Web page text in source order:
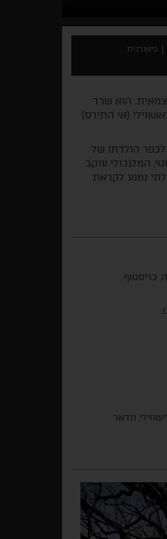
גיאורגית
העצמאית. הוא שרד
(אי התירס)
הולדתו של
המלנכולי עוקב
נמנע לקראת
כריסטוף
נודאר